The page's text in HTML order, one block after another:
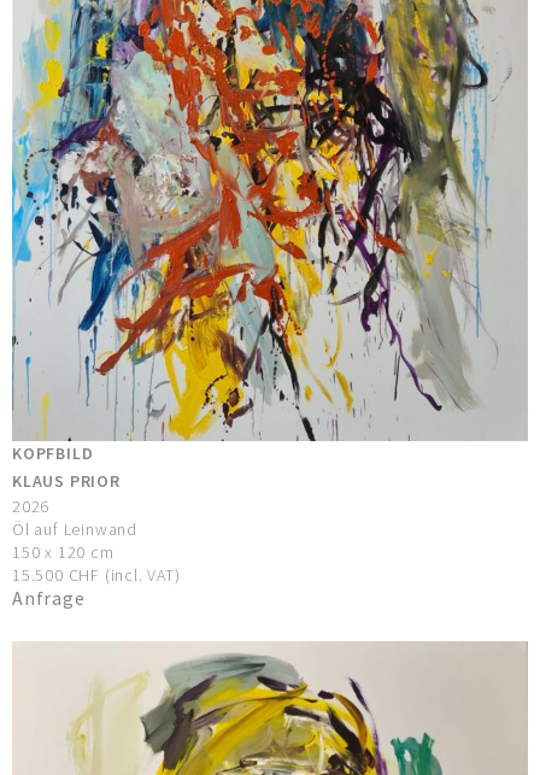
KOPFBILD
KLAUS PRIOR
2026
Öl auf Leinwand
150 x 120 cm
15.500 CHF (incl. VAT)
Anfrage